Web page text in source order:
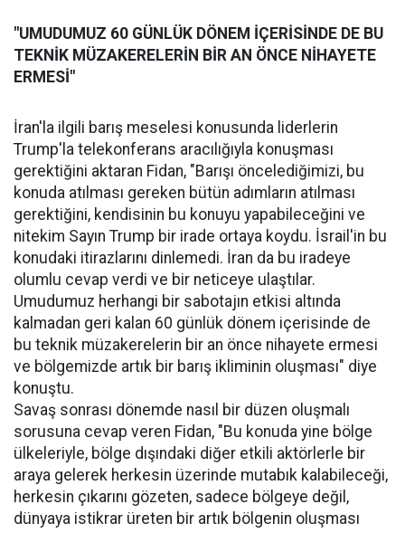
"UMUDUMUZ 60 GÜNLÜK DÖNEM İÇERİSİNDE DE BU
TEKNİK MÜZAKERELERİN BİR AN ÖNCE NİHAYETE
ERMESİ"
İran'la ilgili barış meselesi konusunda liderlerin
Trump'la telekonferans aracılığıyla konuşması
gerektiğini aktaran Fidan, "Barışı öncelediğimizi, bu
konuda atılması gereken bütün adımların atılması
gerektiğini, kendisinin bu konuyu yapabileceğini ve
nitekim Sayın Trump bir irade ortaya koydu. İsrail'in bu
konudaki itirazlarını dinlemedi. İran da bu iradeye
olumlu cevap verdi ve bir neticeye ulaştılar.
Umudumuz herhangi bir sabotajın etkisi altında
kalmadan geri kalan 60 günlük dönem içerisinde de
bu teknik müzakerelerin bir an önce nihayete ermesi
ve bölgemizde artık bir barış ikliminin oluşması" diye
konuştu.
Savaş sonrası dönemde nasıl bir düzen oluşmalı
sorusuna cevap veren Fidan, "Bu konuda yine bölge
ülkeleriyle, bölge dışındaki diğer etkili aktörlerle bir
araya gelerek herkesin üzerinde mutabık kalabileceği,
herkesin çıkarını gözeten, sadece bölgeye değil,
dünyaya istikrar üreten bir artık bölgenin oluşması